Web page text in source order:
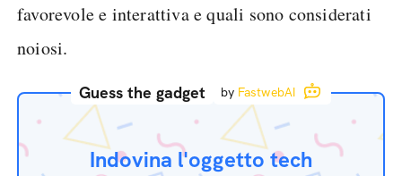
favorevole e interattiva e quali sono considerati
noiosi.
Guess the gadget by FastwebAI
Indovina l'oggetto tech